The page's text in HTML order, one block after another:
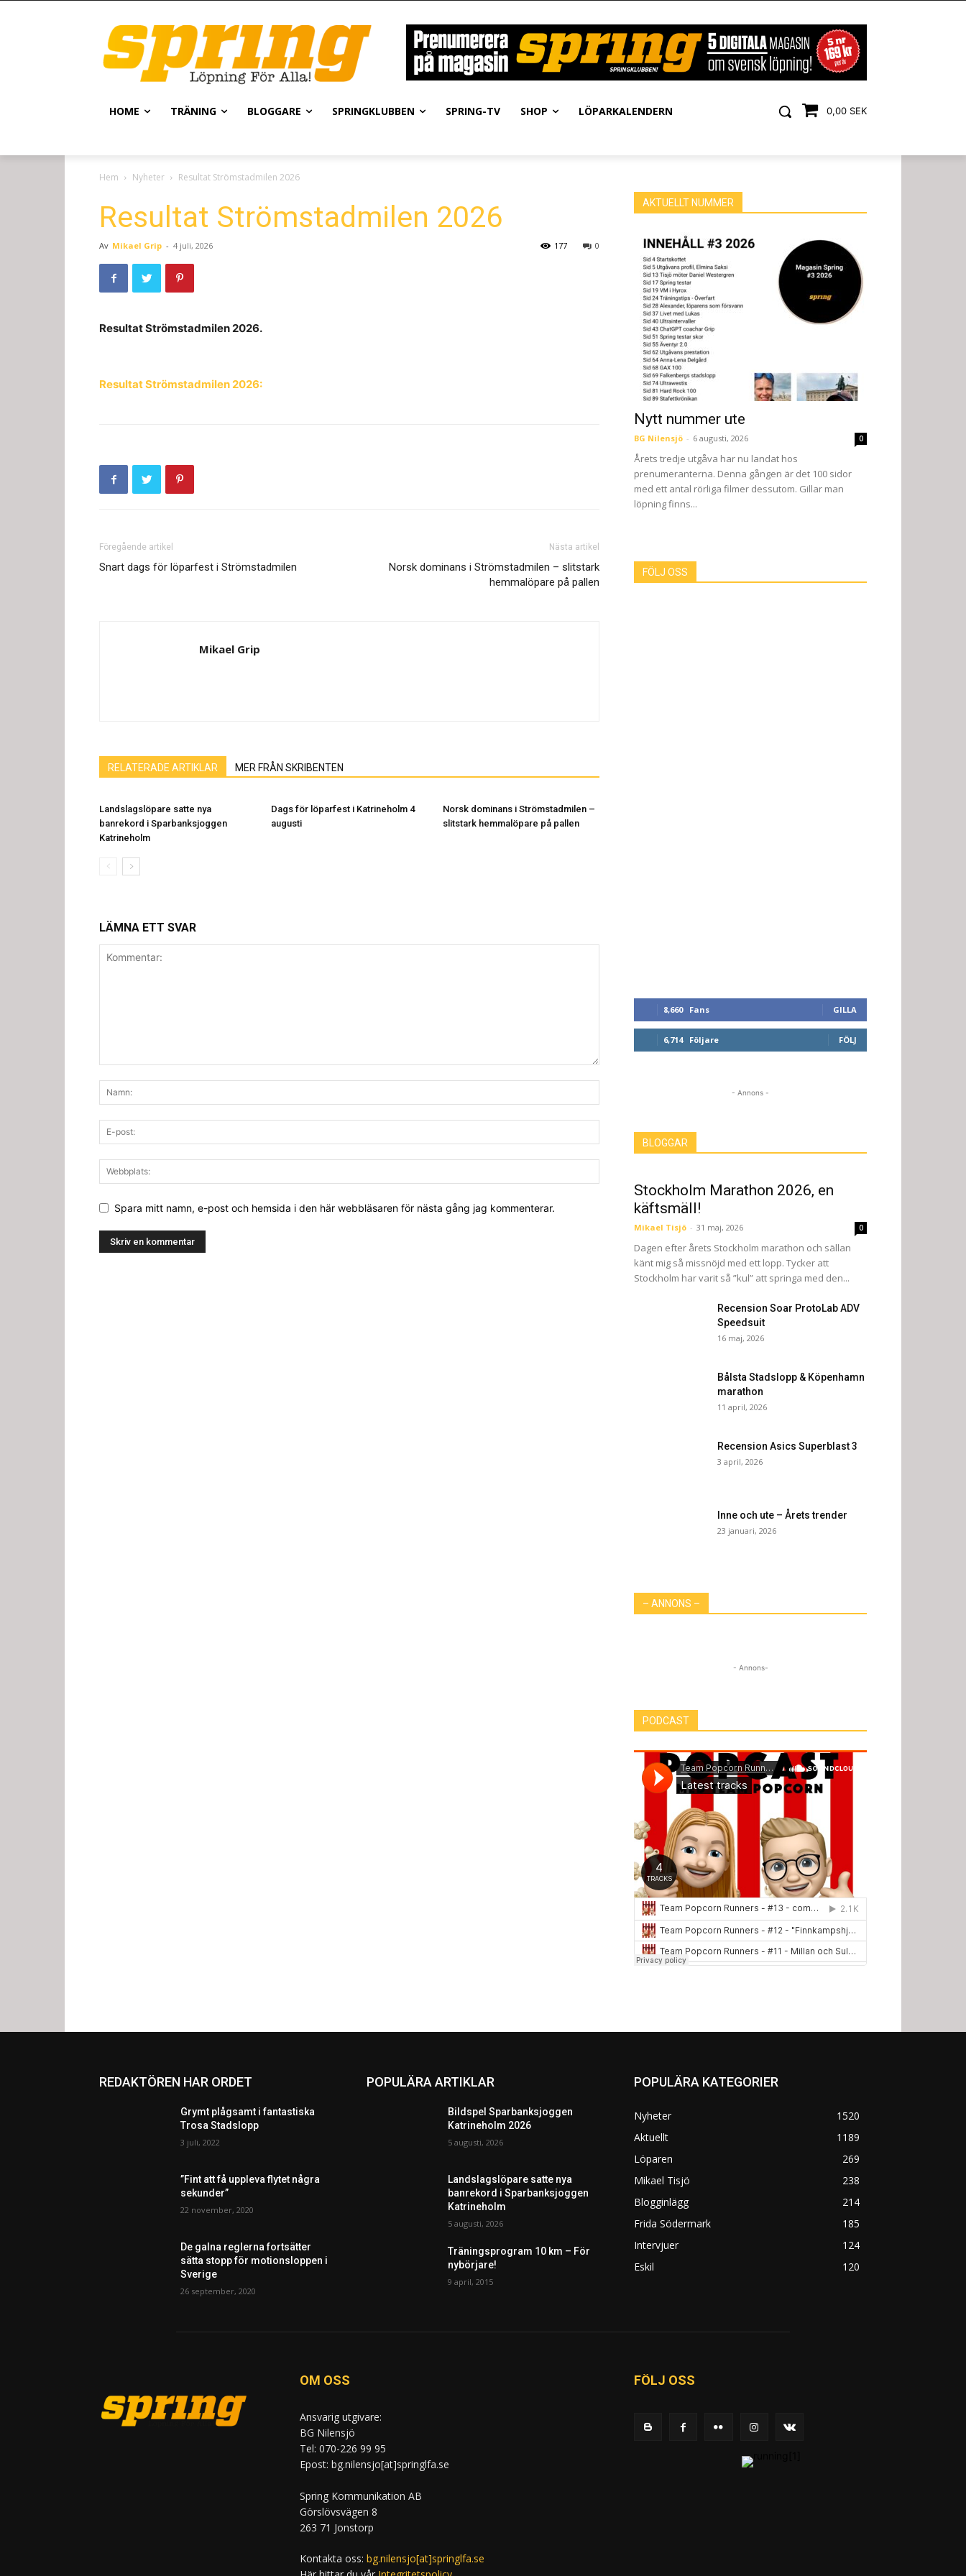
0,00 SEK
HOME TRÄNING BLOGGARE SPRINGKLUBBEN SPRING-TV SHOP LÖPARKALENDERN
Hem Nyheter Resultat Strömstadmilen 2026
Resultat Strömstadmilen 2026
Av Mikael Grip - 4 juli, 2026 0
177
Resultat Strömstadmilen 2026.
Resultat Strömstadmilen 2026:
Föregående artikel
Snart dags för löparfest i Strömstadmilen
Nästa artikel
Norsk dominans i Strömstadmilen – slitstark
hemmalöpare på pallen
Mikael Grip
RELATERADE ARTIKLAR MER FRÅN SKRIBENTEN
Landslagslöpare satte nya
banrekord i Sparbanksjoggen
Katrineholm
Dags för löparfest i Katrineholm 4
augusti
Norsk dominans i Strömstadmilen –
slitstark hemmalöpare på pallen
LÄMNA ETT SVAR
Spara mitt namn, e-post och hemsida i den här webbläsaren för nästa gång jag kommenterar.
AKTUELLT NUMMER
Nytt nummer ute
BG Nilensjö - 6 augusti, 2026 0
Årets tredje utgåva har nu landat hos
prenumeranterna. Denna gången är det 100 sidor
med ett antal rörliga filmer dessutom. Gillar man
löpning finns...
FÖLJ OSS
8,660 Fans GILLA
6,714 Följare FÖLJ
- Annons -
BLOGGAR
Stockholm Marathon 2026, en
käftsmäll!
Mikael Tisjö - 31 maj, 2026 0
Dagen efter årets Stockholm marathon och sällan
känt mig så missnöjd med ett lopp. Tycker att
Stockholm har varit så ”kul” att springa med den...
Recension Soar ProtoLab ADV
Speedsuit
16 maj, 2026
Bålsta Stadslopp & Köpenhamn
marathon
11 april, 2026
Recension Asics Superblast 3
3 april, 2026
Inne och ute – Årets trender
23 januari, 2026
– ANNONS –
- Annons-
PODCAST
REDAKTÖREN HAR ORDET
Grymt plågsamt i fantastiska
Trosa Stadslopp
3 juli, 2022
”Fint att få uppleva flytet några
sekunder”
22 november, 2020
De galna reglerna fortsätter
sätta stopp för motionsloppen i
Sverige
26 september, 2020
POPULÄRA ARTIKLAR
Bildspel Sparbanksjoggen
Katrineholm 2026
5 augusti, 2026
Landslagslöpare satte nya
banrekord i Sparbanksjoggen
Katrineholm
5 augusti, 2026
Träningsprogram 10 km – För
nybörjare!
9 april, 2015
POPULÄRA KATEGORIER
Nyheter
1520
Aktuellt
1189
Löparen
269
Mikael Tisjö
238
Blogginlägg
214
Frida Södermark
185
Intervjuer
124
Eskil
120
OM OSS
Ansvarig utgivare:
BG Nilensjö
Tel: 070-226 99 95
Epost: bg.nilensjo[at]springlfa.se
Spring Kommunikation AB
Görslövsvägen 8
263 71 Jonstorp
Kontakta oss: bg.nilensjo[at]springlfa.se
FÖLJ OSS